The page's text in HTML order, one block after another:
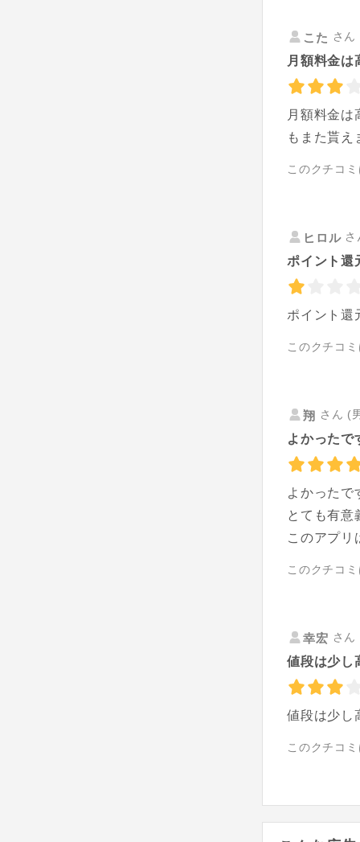
こた さ
月額料金は
月額料金
もまた貰え
このクチコ
ヒロル
ポイント還
ポイント還
このクチコ
翔 さん (
よかったで
よかったで
とても有意
このアプリ
このクチコ
幸宏 さ
値段は少し
値段は少し
このクチコ